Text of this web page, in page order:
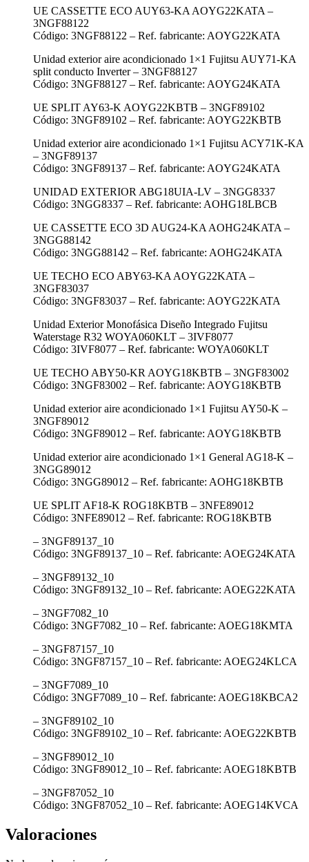
UE CASSETTE ECO AUY63-KA AOYG22KATA –
3NGF88122
Código: 3NGF88122 – Ref. fabricante: AOYG22KATA
Unidad exterior aire acondicionado 1×1 Fujitsu AUY71-KA
split conducto Inverter – 3NGF88127
Código: 3NGF88127 – Ref. fabricante: AOYG24KATA
UE SPLIT AY63-K AOYG22KBTB – 3NGF89102
Código: 3NGF89102 – Ref. fabricante: AOYG22KBTB
Unidad exterior aire acondicionado 1×1 Fujitsu ACY71K-KA
– 3NGF89137
Código: 3NGF89137 – Ref. fabricante: AOYG24KATA
UNIDAD EXTERIOR ABG18UIA-LV – 3NGG8337
Código: 3NGG8337 – Ref. fabricante: AOHG18LBCB
UE CASSETTE ECO 3D AUG24-KA AOHG24KATA –
3NGG88142
Código: 3NGG88142 – Ref. fabricante: AOHG24KATA
UE TECHO ECO ABY63-KA AOYG22KATA –
3NGF83037
Código: 3NGF83037 – Ref. fabricante: AOYG22KATA
Unidad Exterior Monofásica Diseño Integrado Fujitsu
Waterstage R32 WOYA060KLT – 3IVF8077
Código: 3IVF8077 – Ref. fabricante: WOYA060KLT
UE TECHO ABY50-KR AOYG18KBTB – 3NGF83002
Código: 3NGF83002 – Ref. fabricante: AOYG18KBTB
Unidad exterior aire acondicionado 1×1 Fujitsu AY50-K –
3NGF89012
Código: 3NGF89012 – Ref. fabricante: AOYG18KBTB
Unidad exterior aire acondicionado 1×1 General AG18-K –
3NGG89012
Código: 3NGG89012 – Ref. fabricante: AOHG18KBTB
UE SPLIT AF18-K ROG18KBTB – 3NFE89012
Código: 3NFE89012 – Ref. fabricante: ROG18KBTB
– 3NGF89137_10
Código: 3NGF89137_10 – Ref. fabricante: AOEG24KATA
– 3NGF89132_10
Código: 3NGF89132_10 – Ref. fabricante: AOEG22KATA
– 3NGF7082_10
Código: 3NGF7082_10 – Ref. fabricante: AOEG18KMTA
– 3NGF87157_10
Código: 3NGF87157_10 – Ref. fabricante: AOEG24KLCA
– 3NGF7089_10
Código: 3NGF7089_10 – Ref. fabricante: AOEG18KBCA2
– 3NGF89102_10
Código: 3NGF89102_10 – Ref. fabricante: AOEG22KBTB
– 3NGF89012_10
Código: 3NGF89012_10 – Ref. fabricante: AOEG18KBTB
– 3NGF87052_10
Código: 3NGF87052_10 – Ref. fabricante: AOEG14KVCA
Valoraciones